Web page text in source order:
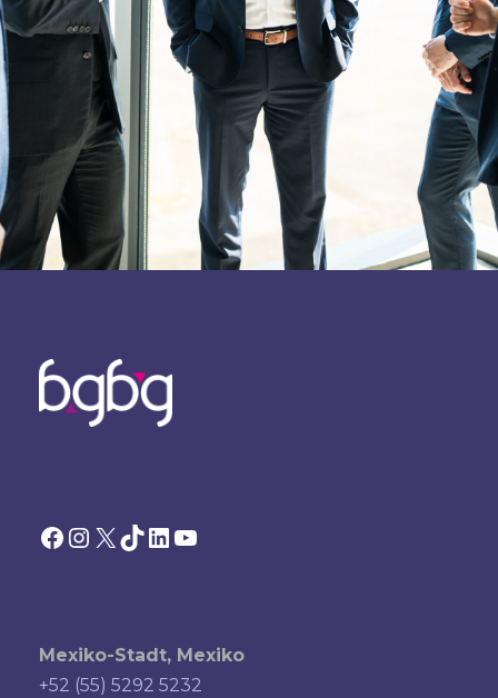
Facebook Instagram X TikTok LinkedIn YouTube
Mexiko-Stadt, Mexiko
+52 (55) 5292 5232